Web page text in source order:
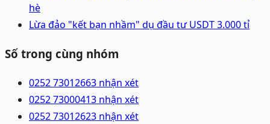
hè
Lừa đảo "kết bạn nhầm" dụ đầu tư USDT 3.000 tỉ
Số trong cùng nhóm
0252 73012663 nhận xét
0252 73000413 nhận xét
0252 73012623 nhận xét